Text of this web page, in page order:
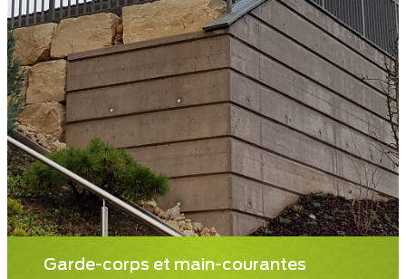
Garde-corps et main-courantes